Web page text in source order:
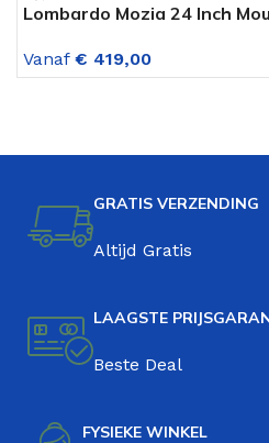
Lombardo Mozia 24 Inch
Vanaf € 419,00
GRATIS VERZENDING
Altijd Gratis
LAAGSTE
Beste Deal
FYSIEKE WINKEL